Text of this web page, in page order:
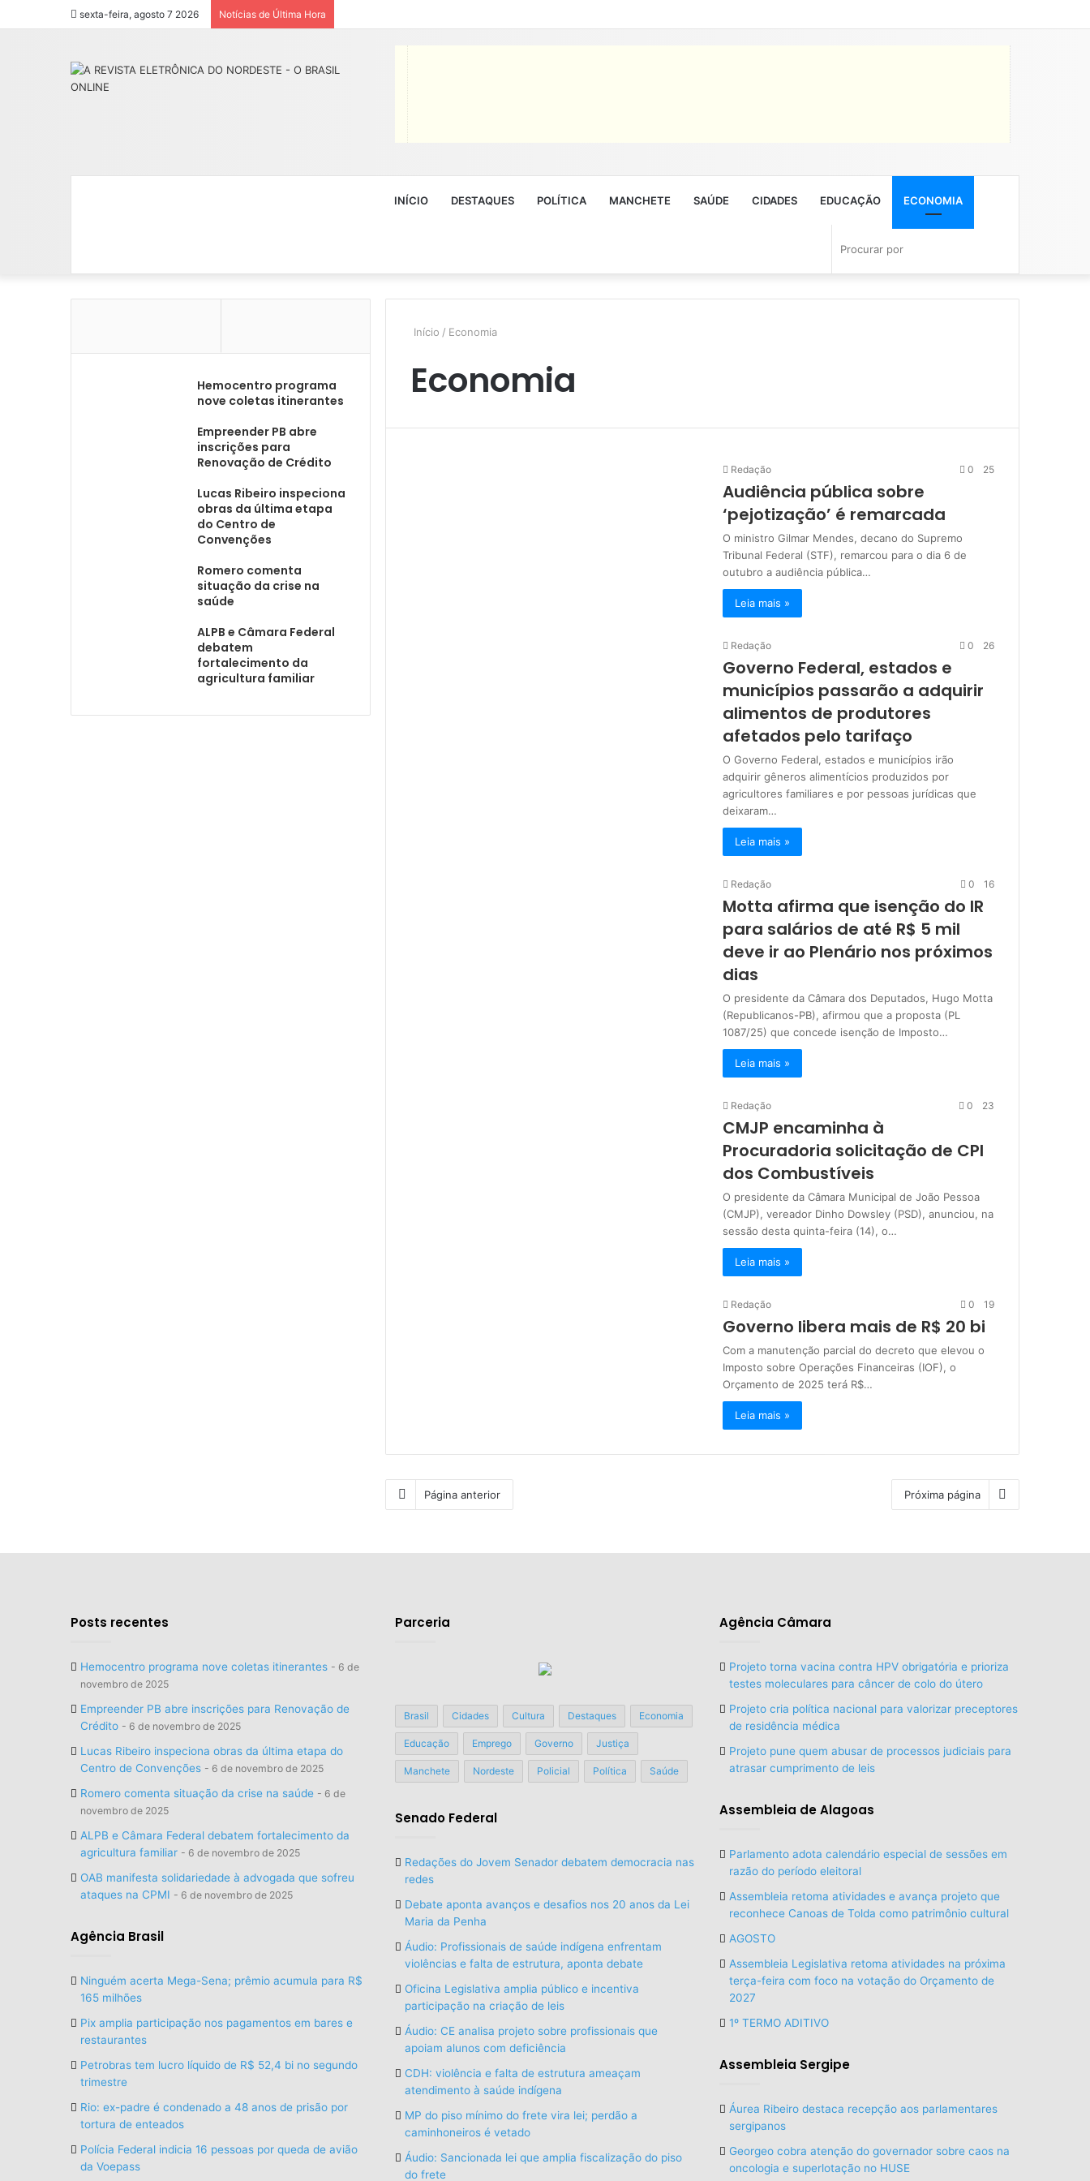
sexta-feira, agosto 7 2026 Notícias de Última Hora
Lateral
aleatório
INÍCIO DESTAQUES POLÍTICA MANCHETE SAÚDE CIDADES EDUCAÇÃO ECONOMIA
por
Switch
skin
Lateral
aleatório
Início / Economia
Economia
Redação 0 25
Audiência pública sobre
‘pejotização’ é remarcada
O ministro Gilmar Mendes, decano do Supremo
Tribunal Federal (STF), remarcou para o dia 6 de
outubro a audiência pública…
Leia mais »
Redação 0 26
Governo Federal, estados e
municípios passarão a adquirir
alimentos de produtores
afetados pelo tarifaço
O Governo Federal, estados e municípios irão
adquirir gêneros alimentícios produzidos por
agricultores familiares e por pessoas jurídicas que
deixaram…
Leia mais »
Redação 0 16
Motta afirma que isenção do IR
para salários de até R$ 5 mil
deve ir ao Plenário nos próximos
dias
O presidente da Câmara dos Deputados, Hugo Motta
(Republicanos-PB), afirmou que a proposta (PL
1087/25) que concede isenção de Imposto…
Leia mais »
Redação 0 23
CMJP encaminha à
Procuradoria solicitação de CPI
dos Combustíveis
O presidente da Câmara Municipal de João Pessoa
(CMJP), vereador Dinho Dowsley (PSD), anunciou, na
sessão desta quinta-feira (14), o…
Leia mais »
Redação 0 19
Governo libera mais de R$ 20 bi
Com a manutenção parcial do decreto que elevou o
Imposto sobre Operações Financeiras (IOF), o
Orçamento de 2025 terá R$…
Leia mais »
Página anterior Próxima página
Hemocentro programa
nove coletas itinerantes
Empreender PB abre
inscrições para
Renovação de Crédito
Lucas Ribeiro inspeciona
obras da última etapa
do Centro de
Convenções
Romero comenta
situação da crise na
saúde
ALPB e Câmara Federal
debatem
fortalecimento da
agricultura familiar
Posts recentes
Hemocentro programa nove coletas itinerantes
6 de
novembro de 2025
Empreender PB abre inscrições para Renovação de
Crédito
6 de novembro de 2025
Lucas Ribeiro inspeciona obras da última etapa do
Centro de Convenções
6 de novembro de 2025
Romero comenta situação da crise na saúde
6 de
novembro de 2025
ALPB e Câmara Federal debatem fortalecimento da
agricultura familiar
6 de novembro de 2025
OAB manifesta solidariedade à advogada que sofreu
ataques na CPMI
6 de novembro de 2025
Agência Brasil
Ninguém acerta Mega-Sena; prêmio acumula para R$
165 milhões
Pix amplia participação nos pagamentos em bares e
restaurantes
Petrobras tem lucro líquido de R$ 52,4 bi no segundo
trimestre
Rio: ex-padre é condenado a 48 anos de prisão por
tortura de enteados
Polícia Federal indicia 16 pessoas por queda de avião
da Voepass
Parceria
Brasil Cidades Cultura Destaques Economia
Educação Emprego Governo Justiça
Manchete Nordeste Policial Política Saúde
Senado Federal
Redações do Jovem Senador debatem democracia nas
redes
Debate aponta avanços e desafios nos 20 anos da Lei
Maria da Penha
Áudio: Profissionais de saúde indígena enfrentam
violências e falta de estrutura, aponta debate
Oficina Legislativa amplia público e incentiva
participação na criação de leis
Áudio: CE analisa projeto sobre profissionais que
apoiam alunos com deficiência
CDH: violência e falta de estrutura ameaçam
atendimento à saúde indígena
MP do piso mínimo do frete vira lei; perdão a
caminhoneiros é vetado
Áudio: Sancionada lei que amplia fiscalização do piso
do frete
Agência Câmara
Projeto torna vacina contra HPV obrigatória e prioriza
testes moleculares para câncer de colo do útero
Projeto cria política nacional para valorizar preceptores
de residência médica
Projeto pune quem abusar de processos judiciais para
atrasar cumprimento de leis
Assembleia de Alagoas
Parlamento adota calendário especial de sessões em
razão do período eleitoral
Assembleia retoma atividades e avança projeto que
reconhece Canoas de Tolda como patrimônio cultural
AGOSTO
Assembleia Legislativa retoma atividades na próxima
terça-feira com foco na votação do Orçamento de
2027
1º TERMO ADITIVO
Assembleia Sergipe
Áurea Ribeiro destaca recepção aos parlamentares
sergipanos
Georgeo cobra atenção do governador sobre caos na
oncologia e superlotação no HUSE